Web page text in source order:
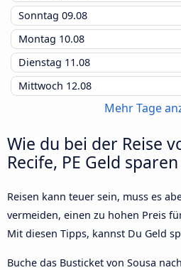
Sonntag 09.08
Montag 10.08
Dienstag 11.08
Mittwoch 12.08
Mehr Tage
Wie du bei der Reise
Recife, PE Geld
Reisen kann teuer sein, muss es
vermeiden, einen zu hohen Preis
Mit diesen Tipps, kannst Du Geld
Buche das Busticket von Sousa